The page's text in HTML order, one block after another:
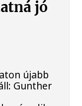
jó
újabb
Gunther